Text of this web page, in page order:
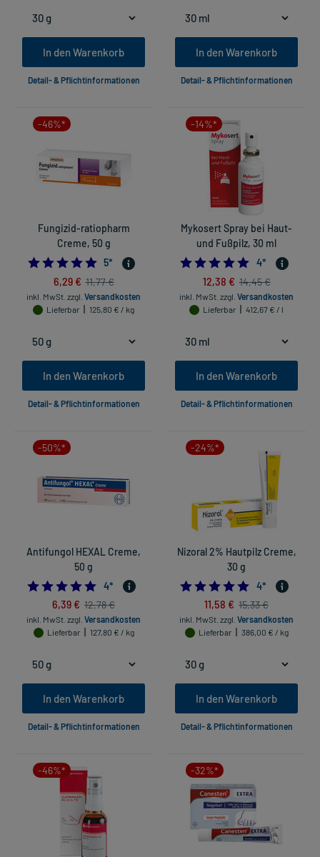
In den Warenkorb
Detail- & Pflichtinformationen
In den Warenkorb
Detail- & Pflichtinformationen
-46%*
Fungizid-ratiopharm
Creme, 50 g
4.8
5*
6,29 € 11,77 €
inkl. MwSt. zzgl. Versandkosten
Lieferbar
125,80 € / kg
In den Warenkorb
Detail- & Pflichtinformationen
-14%*
Mykosert Spray bei Haut-
und Fußpilz, 30 ml
5.0
4*
12,38 € 14,45 €
inkl. MwSt. zzgl. Versandkosten
Lieferbar
412,67 € / l
In den Warenkorb
Detail- & Pflichtinformationen
-50%*
Antifungol HEXAL Creme,
50 g
5.0
4*
6,39 € 12,78 €
inkl. MwSt. zzgl. Versandkosten
Lieferbar
127,80 € / kg
In den Warenkorb
Detail- & Pflichtinformationen
-24%*
Nizoral 2% Hautpilz Creme,
30 g
4.75
4*
11,58 € 15,33 €
inkl. MwSt. zzgl. Versandkosten
Lieferbar
386,00 € / kg
In den Warenkorb
Detail- & Pflichtinformationen
-46%* -32%*